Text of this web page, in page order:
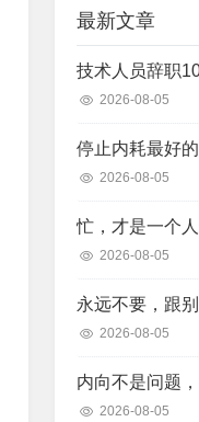
最新文章
技术人员辞职
2026-08-05
停止内耗最好
2026-08-05
忙，才是一个
2026-08-05
永远不要，跟
2026-08-05
内向不是问题
2026-08-05